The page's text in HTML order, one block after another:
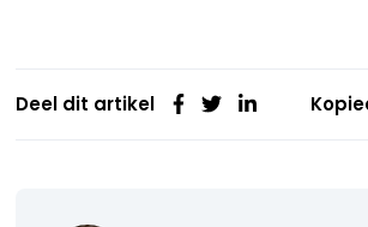
Deel dit artikel